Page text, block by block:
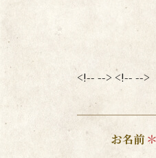
<!-- --> <!-- -->
お名前